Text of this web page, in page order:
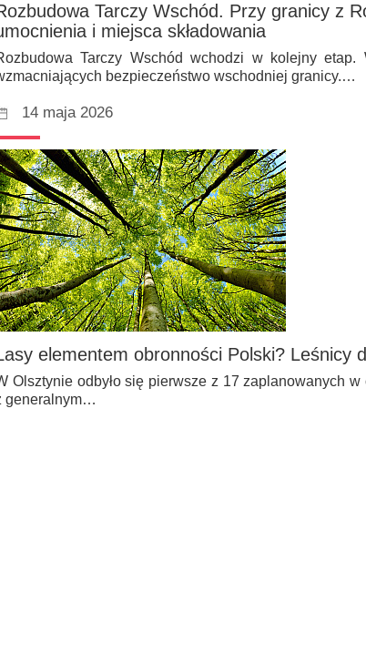
Tarczy Wschód. Przy granicy z
i miejsca składowania
Tarczy Wschód wchodzi w kolejny
bezpieczeństwo wschodniej granicy.…
14 maja 2026
elementem obronności Polski? Leśnicy
Olsztynie odbyło się pierwsze z 17 zaplanowanych
generalnym…